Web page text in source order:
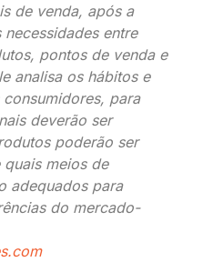
de venda, após a
entre
pontos de venda e
analisa os hábitos e
para
deverão ser
poderão ser
meios de
adequados para
do mercado-